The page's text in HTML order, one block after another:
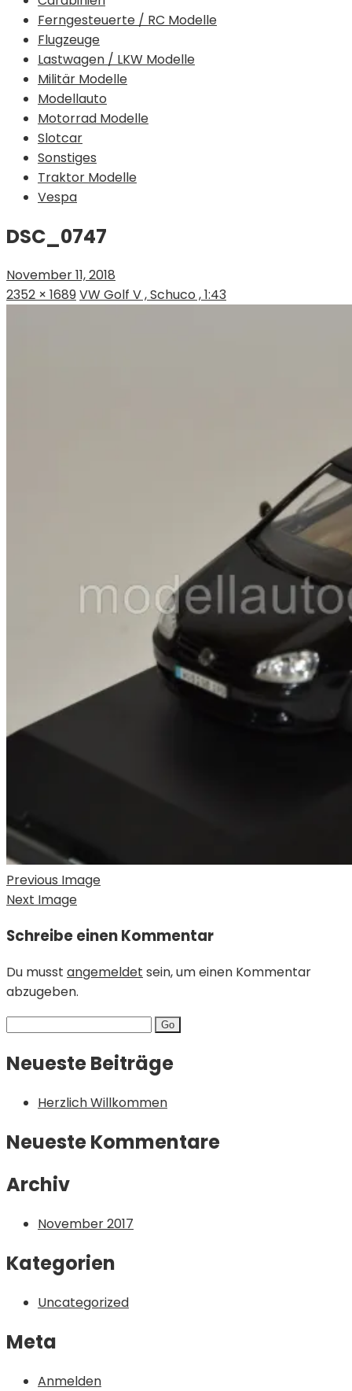
Ferngesteuerte / RC Modelle
Flugzeuge
Lastwagen / LKW Modelle
Militär Modelle
Modellauto
Motorrad Modelle
Slotcar
Sonstiges
Traktor Modelle
Vespa
DSC_0747
November 11, 2018
2352 × 1689VW Golf V , Schuco , 1:43
Previous Image
Next Image
Schreibe einen Kommentar
Du musst angemeldet sein, um einen Kommentar
abzugeben.
Search
Neueste Beiträge
Herzlich Willkommen
Neueste Kommentare
Archiv
November 2017
Kategorien
Uncategorized
Meta
Anmelden